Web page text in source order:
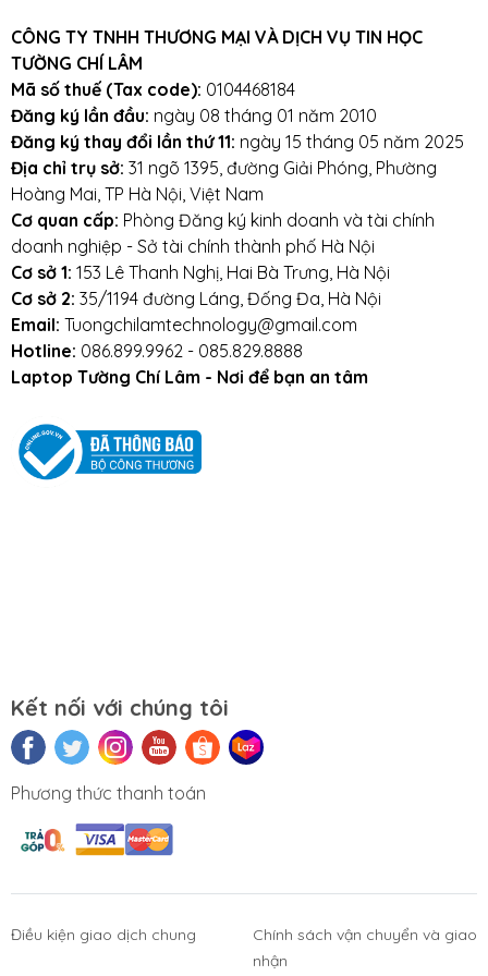
Thiết Bị Điện
Lưu ý khi sử dụng sạc laptop:
Tránh sạc bị va đập, rơi vỡ, móp méo, tác
động vật lý bên ngoài vàoLenovo
Tránh sạc tiếp xúc với nước.
Mọi yêu cầu đặt hàng, hỗ trợ tư vấn sản
phẩm xin liên hệ qua hotline:
0911390666 – 02438684912
Địa chỉ: Số 153 Lê Thanh Nghị- Phường
Đồng Tâm- Quận Hai Bà Trưng- Hà Nội.
CÔNG TY TNHH THƯƠNG MẠI VÀ DỊCH VỤ TIN HỌC
TƯỜNG CHÍ LÂM
Mã số thuế (Tax code): 0104468184
Đăng ký lần đầu: ngày 08 tháng 01 năm 2010
Đăng ký thay đổi lần thứ 11: ngày 15 tháng 05 năm 2025
Địa chỉ trụ sở: 31 ngõ 1395, đường Giải Phóng, Phường
Hoàng Mai, TP Hà Nội, Việt Nam
Cơ quan cấp: Phòng Đăng ký kinh doanh và tài chính
doanh nghiệp - Sở tài chính thành phố Hà Nội
Cơ sở 1: 153 Lê Thanh Nghị, Hai Bà Trưng, Hà Nội
Cơ sở 2: 35/1194 đường Láng, Đống Đa, Hà Nội
Email: Tuongchilamtechnology@gmail.com
Hotline: 086.899.9962 - 085.829.8888
Laptop Tường Chí Lâm - Nơi để bạn an tâm
Kết nối với chúng tôi
Phương thức thanh toán
Điều kiện giao dịch chung
Chính sách vận chuyển và giao
nhận